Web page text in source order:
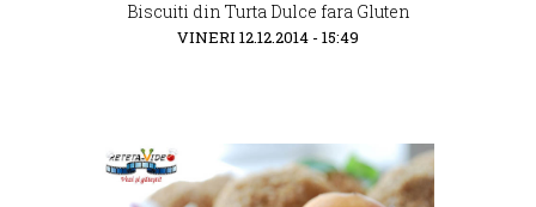
Biscuiti din Turta Dulce fara Gluten
VINERI 12.12.2014 - 15:49